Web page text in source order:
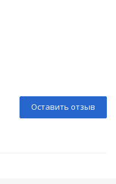
Оставить отзыв